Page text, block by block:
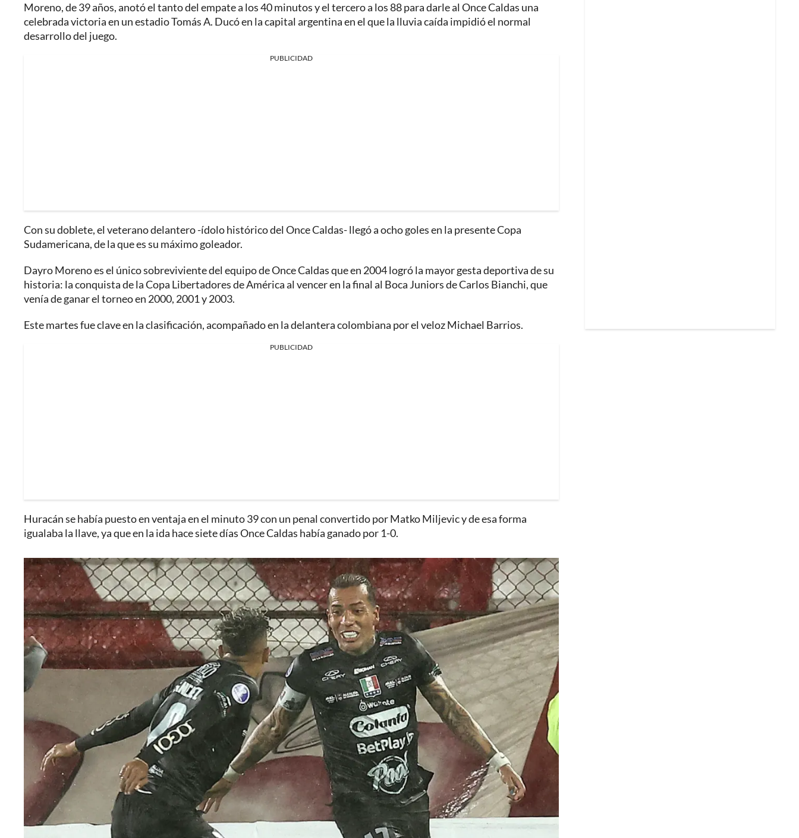
Moreno, de 39 años, anotó el tanto del empate a los 40 minutos y el tercero a los 88 para darle al Once Caldas una
celebrada victoria en un estadio Tomás A. Ducó en la capital argentina en el que la lluvia caída impidió el normal
desarrollo del juego.
PUBLICIDAD
Con su doblete, el veterano delantero -ídolo histórico del Once Caldas- llegó a ocho goles en la presente Copa
Sudamericana, de la que es su máximo goleador.
Dayro Moreno es el único sobreviviente del equipo de Once Caldas que en 2004 logró la mayor gesta deportiva de su
historia: la conquista de la Copa Libertadores de América al vencer en la final al Boca Juniors de Carlos Bianchi, que
venía de ganar el torneo en 2000, 2001 y 2003.
Este martes fue clave en la clasificación, acompañado en la delantera colombiana por el veloz Michael Barrios.
PUBLICIDAD
Huracán se había puesto en ventaja en el minuto 39 con un penal convertido por Matko Miljevic y de esa forma
igualaba la llave, ya que en la ida hace siete días Once Caldas había ganado por 1-0.